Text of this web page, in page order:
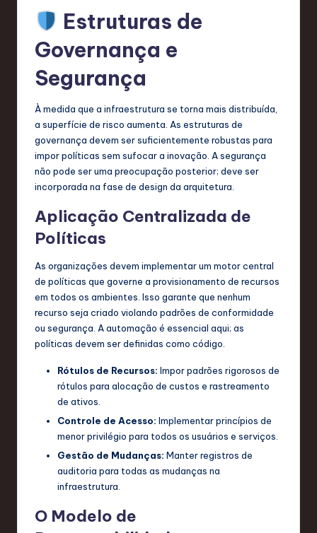
Estruturas de
Governança e
Segurança
À medida que a infraestrutura se torna mais distribuída,
a superfície de risco aumenta. As estruturas de
governança devem ser suficientemente robustas para
impor políticas sem sufocar a inovação. A segurança
não pode ser uma preocupação posterior; deve ser
incorporada na fase de design da arquitetura.
Aplicação Centralizada de
Políticas
As organizações devem implementar um motor central
de políticas que governe a provisionamento de recursos
em todos os ambientes. Isso garante que nenhum
recurso seja criado violando padrões de conformidade
ou segurança. A automação é essencial aqui; as
políticas devem ser definidas como código.
Rótulos de Recursos: Impor padrões rigorosos de
rótulos para alocação de custos e rastreamento
de ativos.
Controle de Acesso: Implementar princípios de
menor privilégio para todos os usuários e serviços.
Gestão de Mudanças: Manter registros de
auditoria para todas as mudanças na
infraestrutura.
O Modelo de